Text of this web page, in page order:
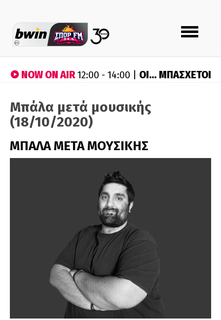
Toggle
navigation
NOW ON AIR12:00 - 14:00 | ΟΙ… ΜΠΑΣΧΕΤΟΙ
Μπάλα μετά μουσικής
(18/10/2020)
ΜΠΑΛΑ ΜΕΤΑ ΜΟΥΣΙΚΗΣ